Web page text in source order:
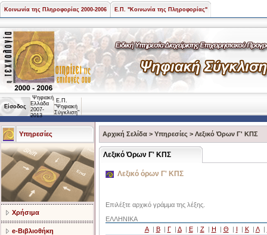
Κοινωνία της Πληροφορίας 2000-2006 Ε.Π. "Κοινωνία της Πληροφορίας"
Είσοδος
Ψηφιακή
Ελλάδα
2007-
2013
Ε.Π.
"Ψηφιακή
Σύγκλιση"
Υπηρεσίες
Χρήσιμα
e-Βιβλιοθήκη
Αρχική Σελίδα > Υπηρεσίες > Λεξικό Όρων Γ' ΚΠΣ
Λεξικό Όρων Γ' ΚΠΣ
Λεξικό όρων Γ' ΚΠΣ
Επιλέξτε αρχικό γράμμα της λέξης.
ΕΛΛΗΝΙΚΑ
Α| Β| Γ| Δ| Ε| Ζ| Η | Θ | Ι | Κ| Λ|